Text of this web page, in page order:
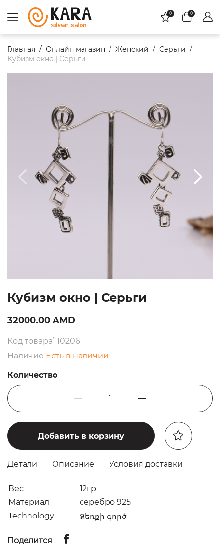
0 0
Главная Онлайн магазин Женский
Серьги
Кубизм окнo | Серьги
Кубизм окнo | Серьги
32000.00 AMD
Код товара՝ 10206
Наличие Есть в наличии
Количество
1
Добавить в корзину
Детали Описание Условия доставки
Вес
12гр
Материал
серебро 925
Technology
Ձեռքի գործ
Поделится